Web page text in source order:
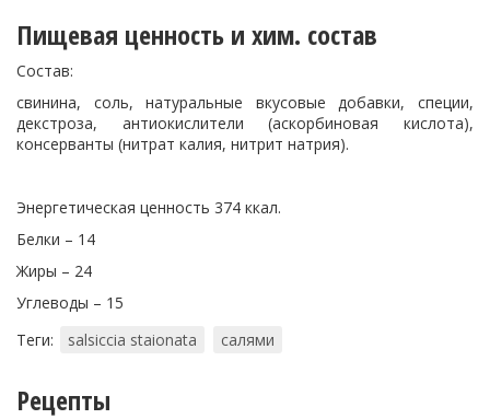
Пищевая ценность и хим. состав
Состав:
свинина, соль, натуральные вкусовые добавки, специи,
декстроза, антиокислители (аскорбиновая кислота),
консерванты (нитрат калия, нитрит натрия).
Энергетическая ценность 374 ккал.
Белки – 14
Жиры – 24
Углеводы – 15
Теги:
salsiccia staionata салями
Рецепты